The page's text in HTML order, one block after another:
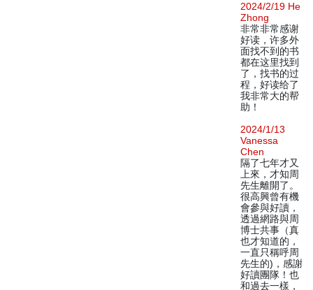
2024/2/19 He
Zhong
非常非常感谢
好读，许多外
面找不到的书
都在这里找到
了，找书的过
程，好读给了
我非常大的帮
助！
2024/1/13
Vanessa
Chen
隔了七年才又
上來，才知周
先生離開了。
很高興曾有機
會參與好讀，
透過網路與周
博士共事（真
也才知道的，
一直只稱呼周
先生的)，感謝
好讀團隊！也
和過去一樣，